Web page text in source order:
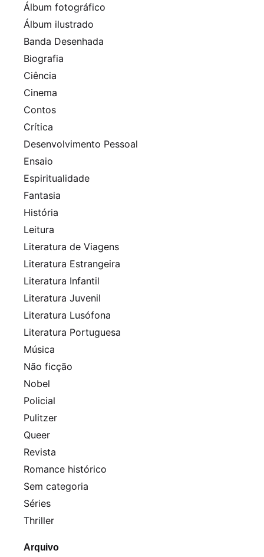
Álbum fotográfico
Álbum ilustrado
Banda Desenhada
Biografia
Ciência
Cinema
Contos
Crítica
Desenvolvimento Pessoal
Ensaio
Espiritualidade
Fantasia
História
Leitura
Literatura de Viagens
Literatura Estrangeira
Literatura Infantil
Literatura Juvenil
Literatura Lusófona
Literatura Portuguesa
Música
Não ficção
Nobel
Policial
Pulitzer
Queer
Revista
Romance histórico
Sem categoria
Séries
Thriller
Arquivo